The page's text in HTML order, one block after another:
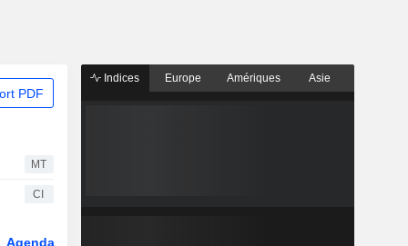
PDF
MT
CI
Agenda
Indices Europe Amériques Asie